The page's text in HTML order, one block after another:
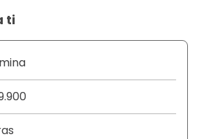
o incorporarlo fácilmente en
ti